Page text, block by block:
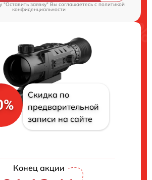
"Оставить заявку" Вы соглашаетесь cполитикой
конфиденциальности
Скидка по
предварительной
записи на сайте
Конец акции